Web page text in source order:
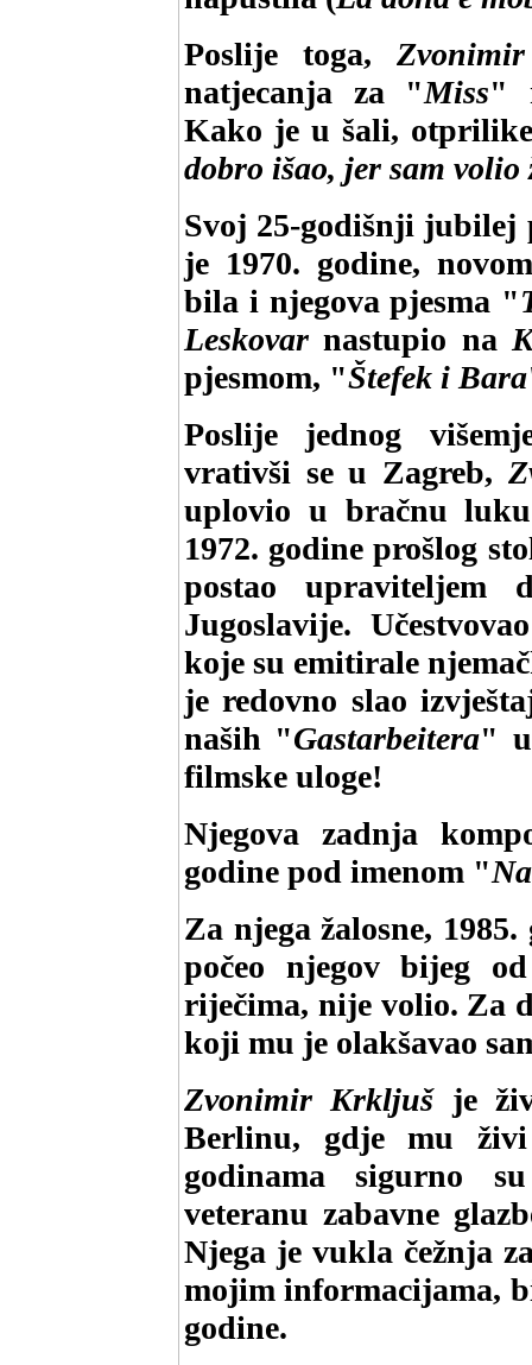
Poslije toga,
natjecanja za "Miss"
Kako je u šali,
dobro išao, jer sam volio
Svoj 25-godišnji jubilej
je 1970. godine,
bila i njegova pjesma "
Leskovar nastupio na
pjesmom, "Štefek i Bara
Poslije jednog
vrativši se u Zagreb,
uplovio u bračnu
1972. godine prošlog
postao upraviteljem
Jugoslavije.
koje su emitirale
je redovno slao
naših "Gastarbeitera" u
filmske uloge!
Njegova zadnja
godine pod imenom "
Za njega žalosne,
počeo njegov bijeg
riječima, nije volio. Za
koji mu je olakšavao
Zvonimir Krkljušje
Berlinu, gdje mu
godinama sigurno
veteranu zabavne
Njega je vukla čežnja
mojim informacijama,
godine.